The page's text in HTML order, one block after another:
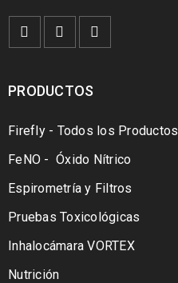
PRODUCTOS
Firefly - Todos los Productos
FeNO - Óxido Nítrico
Espirometría y Filtros
Pruebas Toxicológicas
Inhalocámara VORTEX
Nutrición